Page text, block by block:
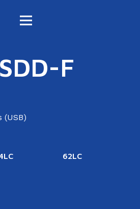
F
(USB)
62LC